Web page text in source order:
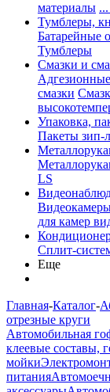
материалы
Тумблеры,
Батарейные
Тумблеры
Смазки и
смазки
Упаковка,
Пакеты зип-
LS
для камер
Сплит-
Еще
Главная-Каталог-
отрезные круги
Автомобильная
клеевые составы,
мойки
питания